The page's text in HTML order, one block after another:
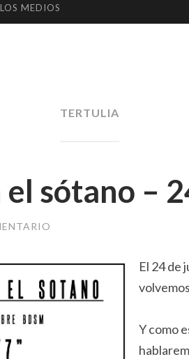
MEDIOS
TERTULIA
sótano –
El 24 de
Y como